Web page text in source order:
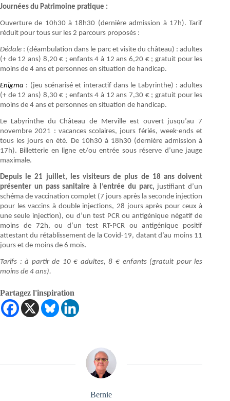
Journées du Patrimoine pratique :
Ouverture de 10h30 à 18h30 (dernière admission à 17h). Tarif
réduit pour tous sur les 2 parcours proposés :
Dédale : (déambulation dans le parc et visite du château) : adultes
(+ de 12 ans) 8,20 € ; enfants 4 à 12 ans 6,20 € ; gratuit pour les
moins de 4 ans et personnes en situation de handicap.
Enigma : (jeu scénarisé et interactif dans le Labyrinthe) : adultes
(+ de 12 ans) 8,30 € ; enfants 4 à 12 ans 7,30 € ; gratuit pour les
moins de 4 ans et personnes en situation de handicap.
Le Labyrinthe du Château de Merville est ouvert jusqu’au 7
novembre 2021 : vacances scolaires, jours fériés, week-ends et
tous les jours en été. De 10h30 à 18h30 (dernière admission à
17h). Billetterie en ligne et/ou entrée sous réserve d’une jauge
maximale.
Depuis le 21 juillet, les visiteurs de plus de 18 ans doivent
présenter un pass sanitaire à l’entrée du parc, justifiant d’un
schéma de vaccination complet (7 jours après la seconde injection
pour les vaccins à double injections, 28 jours après pour ceux à
une seule injection), ou d’un test PCR ou antigénique négatif de
moins de 72h, ou d’un test RT-PCR ou antigénique positif
attestant du rétablissement de la Covid-19, datant d’au moins 11
jours et de moins de 6 mois.
Tarifs : à partir de 10 € adultes, 8 € enfants (gratuit pour les
moins de 4 ans).
Partagez l'inspiration
Bernie